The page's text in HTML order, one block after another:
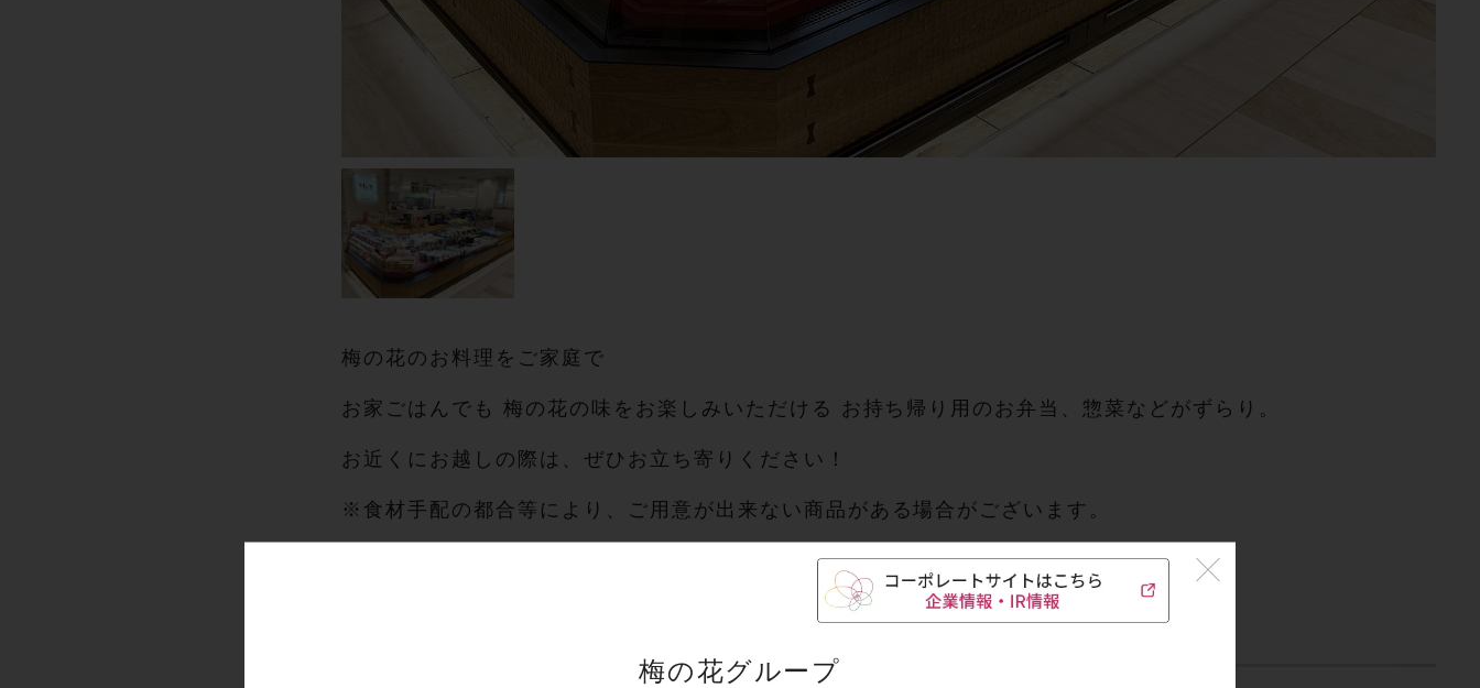
梅の花グループ
梅の花のお料理をご家庭で
お家ごはんでも 梅の花の味をお楽しみいただける お持ち帰り用のお弁当、惣菜などがずらり。
お近くにお越しの際は、ぜひお立ち寄りください！
※食材手配の都合等により、ご用意が出来ない商品がある場合がございます。
※詳細につきましては店舗迄お問い合わせくださいませ。